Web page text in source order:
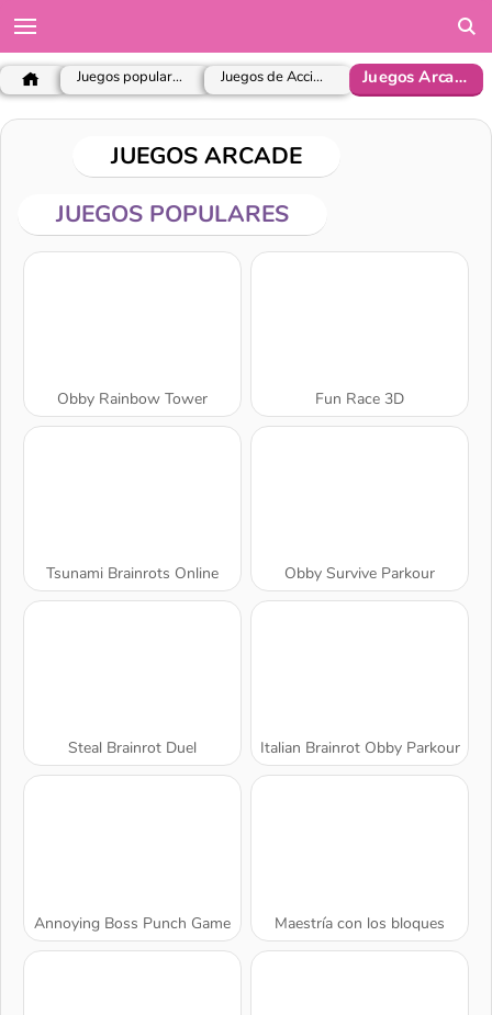
Juegos populares Juegos de Acción Juegos Arcade
JUEGOS ARCADE
JUEGOS POPULARES
Obby Rainbow Tower Fun Race 3D
Tsunami Brainrots Online Obby Survive Parkour
Steal Brainrot Duel Italian Brainrot Obby Parkour
Annoying Boss Punch Game Maestría con los bloques